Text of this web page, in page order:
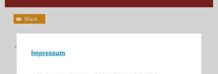
Impressum